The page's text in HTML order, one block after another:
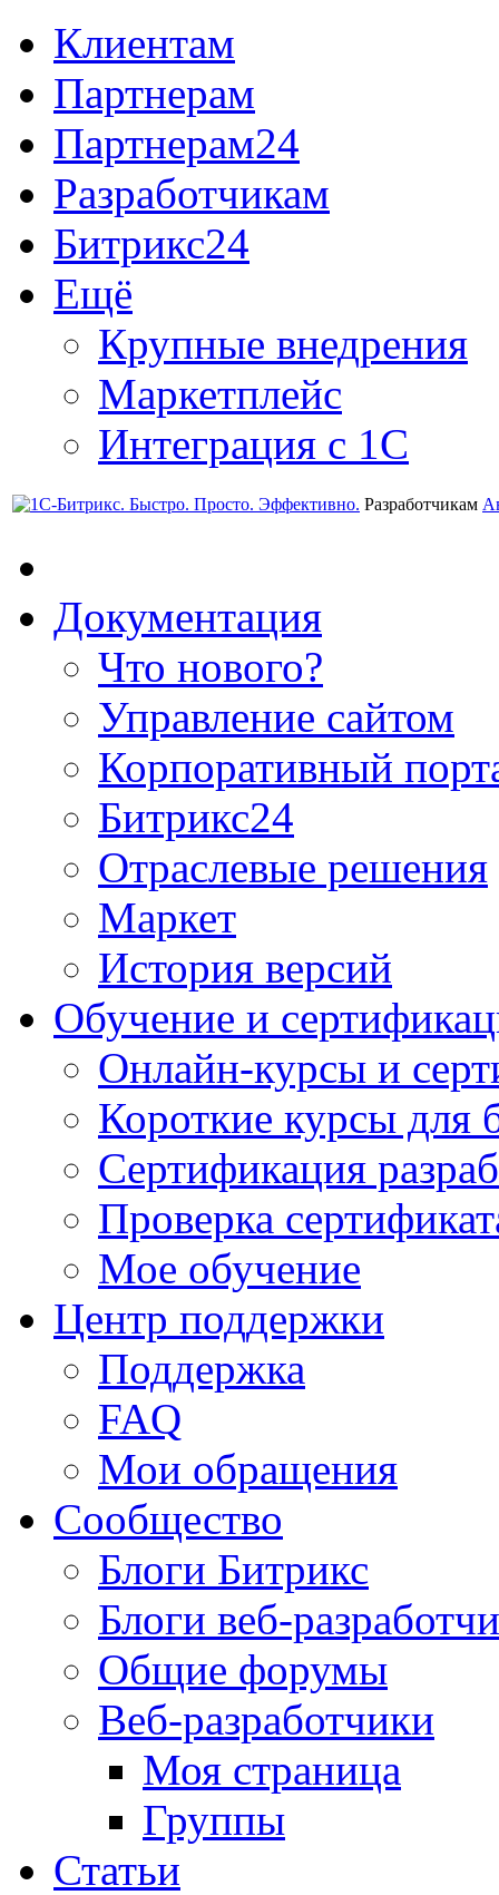
Клиентам
Партнерам
Партнерам24
Разработчикам
Битрикс24
Ещё
Крупные внедрения
Маркетплейс
Интеграция с 1С
Разработчикам
Документация
Что нового?
Управление сайтом
Корпоративный
Битрикс24
Отраслевые решения
Маркет
История версий
Обучение и
Онлайн-курсы и
Короткие курсы для
Сертификация
Проверка
Мое обучение
Центр поддержки
Поддержка
FAQ
Мои обращения
Сообщество
Блоги Битрикс
Блоги веб-
Общие форумы
Веб-разработчики
Моя страница
Группы
Статьи